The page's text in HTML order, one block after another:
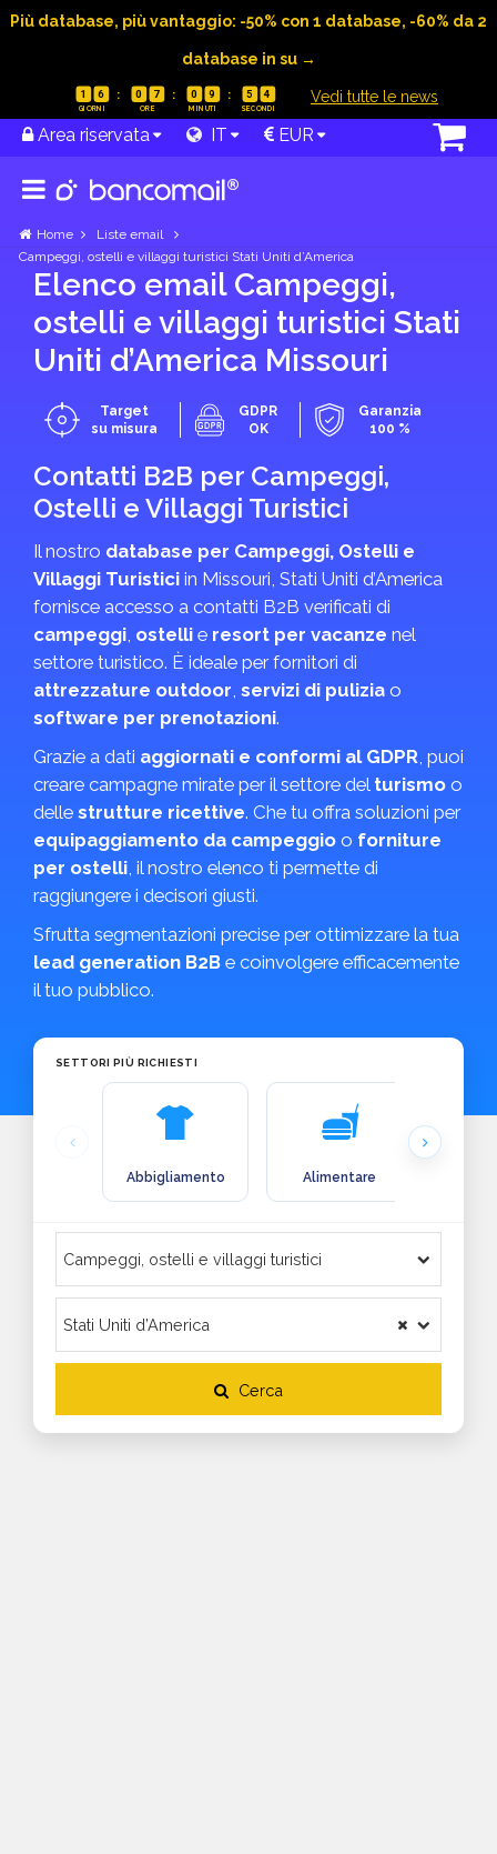
Più database, più vantaggio: -50% con 1 database, -60% da 2
database in su →
1 6 0 7 0 9 5 3 Vedi tutte le news
Area riservata IT EUR
Home
Liste email
Campeggi, ostelli e villaggi turistici Stati Uniti d’America
Elenco email Campeggi,
ostelli e villaggi turistici Stati
Uniti d’America Missouri
Target
su misura
GDPR
OK
Garanzia
100 %
Contatti B2B per Campeggi,
Ostelli e Villaggi Turistici
Il nostro database per Campeggi, Ostelli e
Villaggi Turistici in Missouri, Stati Uniti d’America
fornisce accesso a contatti B2B verificati di
campeggi, ostelli e resort per vacanze nel
settore turistico. È ideale per fornitori di
attrezzature outdoor, servizi di pulizia o
software per prenotazioni.
Grazie a dati aggiornati e conformi al GDPR, puoi
creare campagne mirate per il settore del turismo o
delle strutture ricettive. Che tu offra soluzioni per
equipaggiamento da campeggio o forniture
per ostelli, il nostro elenco ti permette di
raggiungere i decisori giusti.
Sfrutta segmentazioni precise per ottimizzare la tua
lead generation B2B e coinvolgere efficacemente
il tuo pubblico.
SETTORI PIÙ RICHIESTI
Abbigliamento Alimentare
Cerca